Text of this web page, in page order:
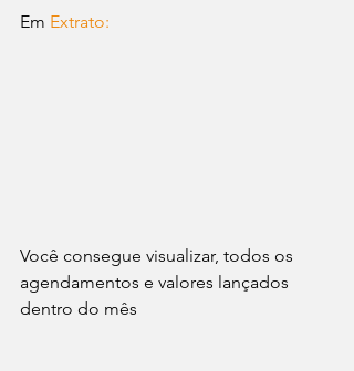
Em Extrato:
Você consegue visualizar, todos os
agendamentos e valores lançados
dentro do mês